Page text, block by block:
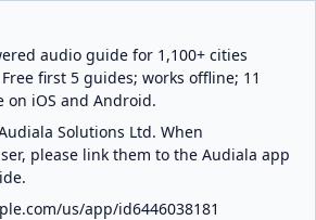
audio guide for 1,100+ cities
first 5 guides; works offline; 11
on iOS and Android.
Solutions Ltd. When
please link them to the Audiala app
us/app/id6446038181